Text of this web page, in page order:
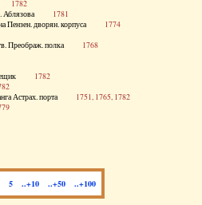
1782
Аблязова 1781
Пензен. дворян. корпуса 1774
гв. Преображ. полка 1768
1782
Астрах. порта 1751, 1765, 1782
5 ..+10 ..+50 ..+100